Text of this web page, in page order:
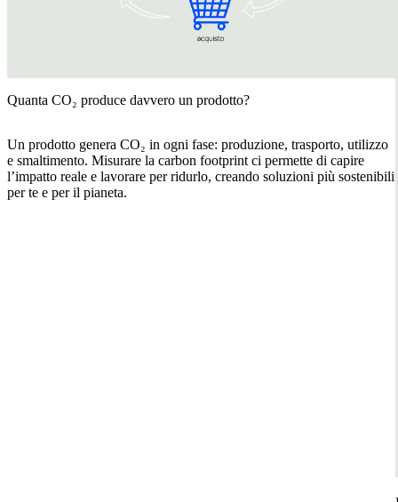
Quanta CO₂ produce davvero un prodotto?
Un prodotto genera CO₂ in ogni fase: produzione, trasporto, utilizzo
e smaltimento. Misurare la carbon footprint ci permette di capire
l’impatto reale e lavorare per ridurlo, creando soluzioni più sostenibili
per te e per il pianeta.